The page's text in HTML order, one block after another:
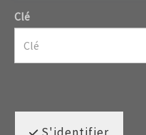
Clé
S'identifier